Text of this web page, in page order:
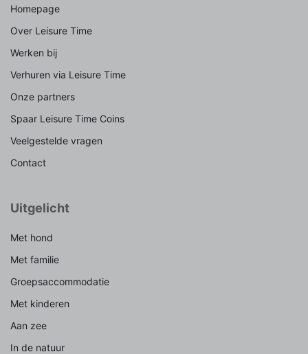
Homepage
Over Leisure Time
Werken bij
Verhuren via Leisure Time
Onze partners
Spaar Leisure Time Coins
Veelgestelde vragen
Contact
Uitgelicht
Met hond
Met familie
Groepsaccommodatie
Met kinderen
Aan zee
In de natuur